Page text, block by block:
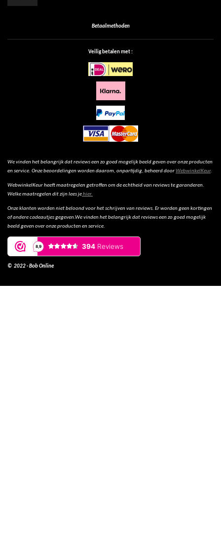
Betaalmethoden
Veilig betalen met :
We vinden het belangrijk dat reviews een zo goed mogelijk beeld geven over onze producten
en service. Onze beoordelingen worden daarom, onpartijdig, beheerd doorWebwinkelKeur.
WebwinkelKeur heeft maatregelen getroffen om de echtheid van reviews te garanderen.
Welke maatregelen dit zijn lees jehier.
Onze klanten worden niet beloond voor het schrijven van reviews. Er worden geen kortingen
of andere cadeautjes gegeven.We vinden het belangrijk dat reviews een zo goed mogelijk
beeld geven over onze producten en service.
© 2022 - Bob Online